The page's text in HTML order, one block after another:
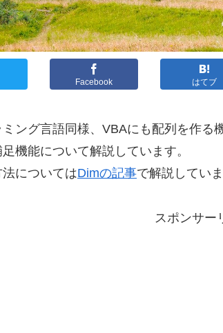
Facebook はてブ
ング言語同様、VBAにも配列を作る
機能について解説しています。
についてはDimの記事で解説してい
スポンサー